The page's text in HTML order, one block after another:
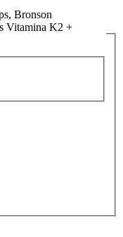
Bronson
Vitamina K2 +